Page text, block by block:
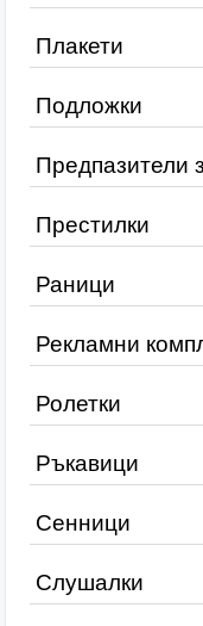
Плакети
Подложки
Предпазители
Престилки
Раници
Рекламни
Ролетки
Ръкавици
Сенници
Слушалки